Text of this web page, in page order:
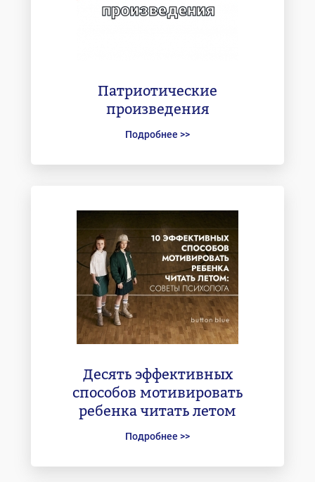
Патриотические
произведения
Подробнее >>
Десять эффективных
способов мотивировать
ребенка читать летом
Подробнее >>